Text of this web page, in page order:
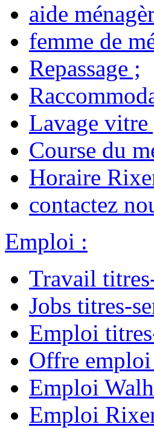
aide
femme de
Repassage ;
Lavage vitre
Course du
Horaire
contactez
Emploi :
Travail
Jobs titres-
Emploi
Offre emploi
Emploi
Emploi